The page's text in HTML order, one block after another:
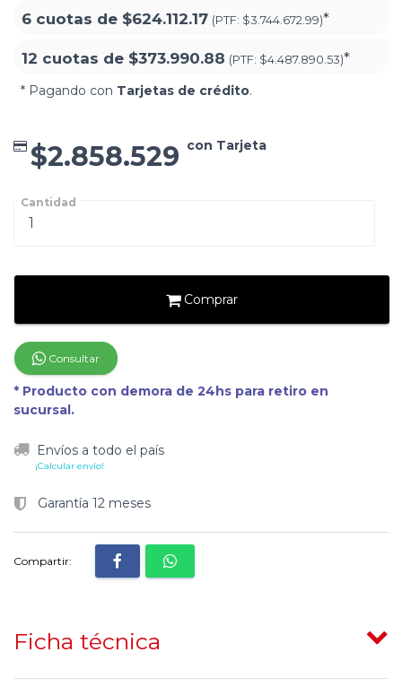
6 cuotas de $624.112.17 (PTF: $3.744.672.99)*
12 cuotas de $373.990.88 (PTF: $4.487.890.53)*
* Pagando con Tarjetas de crédito.
$2.858.529 con Tarjeta
Cantidad
Comprar
Consultar
* Producto con demora de 24hs para retiro en
sucursal.
Envíos a todo el país
¡Calcular envío!
Garantía 12 meses
Compartir:
Ficha técnica